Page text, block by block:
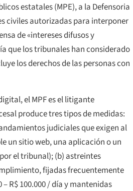
estatales (MPE), a la Defensoria
civiles autorizadas para interponer
de «intereses difusos y
que los tribunales han considerado
los derechos de las personas con
el MPF es el litigante
produce tres tipos de medidas:
judiciales que exigen al
un sitio web, una aplicación o un
el tribunal); (b) astreintes
fijadas frecuentemente
R$ 100.000 / día y mantenidas